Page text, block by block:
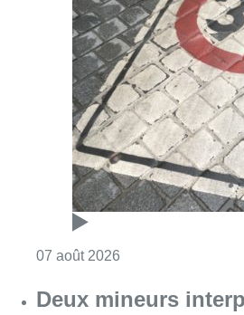
07 août 2026
Deux mineurs